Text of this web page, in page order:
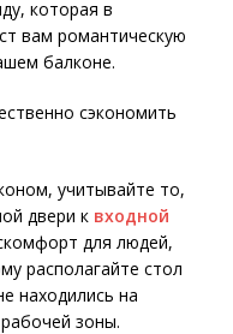
которая в
вам романтическую
балконе.
сэкономить
учитывайте то,
двери к входной
для людей,
располагайте стол
находились на
зоны.